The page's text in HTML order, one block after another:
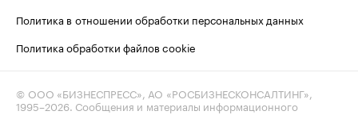
Политика в отношении обработки персональных данных
Политика обработки файлов cookie
© ООО «БИЗНЕСПРЕСС», АО «РОСБИЗНЕСКОНСАЛТИНГ»,
1995–2026 . Сообщения и материалы информационного